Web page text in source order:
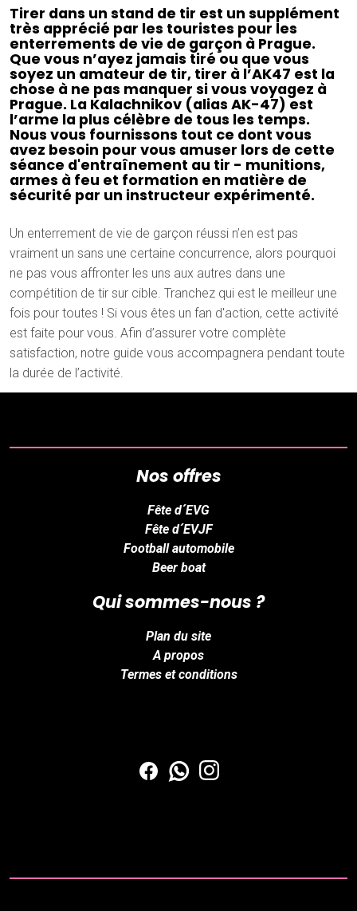
Tirer dans un stand de tir est un supplément
très apprécié par les touristes pour les
enterrements de vie de garçon à Prague.
Que vous n’ayez jamais tiré ou que vous
soyez un amateur de tir, tirer à l’AK47 est la
chose à ne pas manquer si vous voyagez à
Prague. La Kalachnikov (alias AK-47) est
l’arme la plus célèbre de tous les temps.
Nous vous fournissons tout ce dont vous
avez besoin pour vous amuser lors de cette
séance d'entraînement au tir - munitions,
armes à feu et formation en matière de
sécurité par un instructeur expérimenté.
Un enterrement de vie de garçon réussi n’en est pas
vraiment un sans une certaine concurrence, alors pourquoi
ne pas vous affronter les uns aux autres dans une
compétition de tir sur cible. Tranchez qui est le meilleur une
fois pour toutes ! Si vous êtes un fan d'action, cette activité
est faite pour vous. Afin d’assurer votre complète
satisfaction, notre guide vous accompagnera pendant toute
la durée de l’activité.
Nos offres
Fête d´EVG
Fête d´EVJF
Football automobile
Beer boat
Qui sommes-nous ?
Plan du site
A propos
Termes et conditions